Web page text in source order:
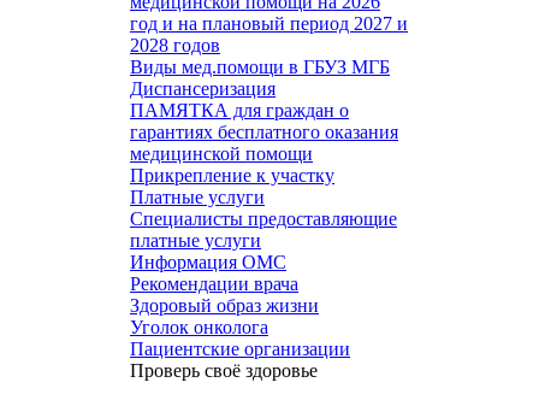
год и на плановый период 2027 и
2028 годов
Виды мед.помощи в ГБУЗ МГБ
Диспансеризация
ПАМЯТКА для граждан о
гарантиях бесплатного оказания
медицинской помощи
Прикрепление к участку
Платные услуги
Специалисты предоставляющие
платные услуги
Информация ОМС
Рекомендации врача
Здоровый образ жизни
Уголок онколога
Пациентские организации
Проверь своё здоровье